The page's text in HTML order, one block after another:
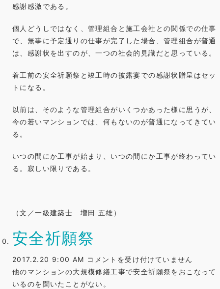
感謝感激である。
個人どうしではなく、管理組合と施工会社との関係での仕事
で、無事に予定通りの仕事が完了した場合、管理組合が普通
は、感謝状を出すのが、一つの社会的見識だと思っている。
着工前の安全祈願祭と竣工時の披露宴での感謝状贈呈はセッ
トになる。
以前は、そのような管理組合がいくつかあった様に思うが、
今の若いマンションでは、何もないのが普通になってきてい
る。
いつの間にか工事が始まり、いつの間にか工事が終わってい
る。寂しい限りである。
（文／一級建築士 増田 五雄）
安全祈願祭
2017.2.20 9:00 AM 安
全
祈
コメントを受け付けていません
他のマンションの大規模修繕工事で安全祈願祭をおこなって
いるのを聞いたことがない。